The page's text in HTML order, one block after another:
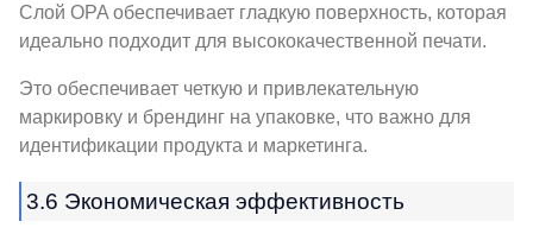
Слой OPA обеспечивает гладкую поверхность, которая
идеально подходит для высококачественной печати.
Это обеспечивает четкую и привлекательную
маркировку и брендинг на упаковке, что важно для
идентификации продукта и маркетинга.
3.6 Экономическая эффективность